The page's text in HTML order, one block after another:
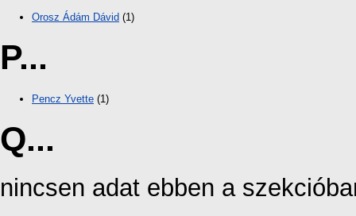
Orosz Ádám Dávid (1)
P...
Pencz Yvette (1)
Q...
nincsen adat ebben a